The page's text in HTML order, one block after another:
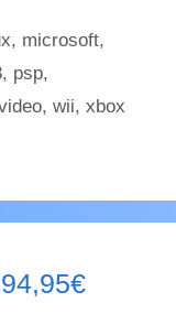
, microsoft,
, psp,
, wii, xbox